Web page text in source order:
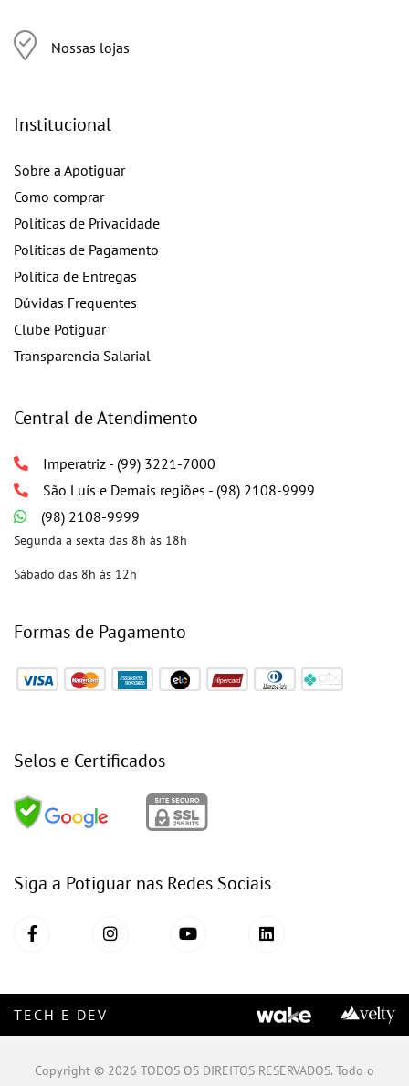
Nossas lojas
Institucional
Sobre a Apotiguar
Como comprar
Políticas de Privacidade
Políticas de Pagamento
Política de Entregas
Dúvidas Frequentes
Clube Potiguar
Transparencia Salarial
Central de Atendimento
Imperatriz - (99) 3221-7000
São Luís e Demais regiões - (98) 2108-9999
(98) 2108-9999
Segunda a sexta das 8h às 18h
Sábado das 8h às 12h
Formas de Pagamento
Selos e Certificados
Siga a Potiguar nas Redes Sociais
TECH E DEV
Copyright © 2026 TODOS OS DIREITOS RESERVADOS. Todo o